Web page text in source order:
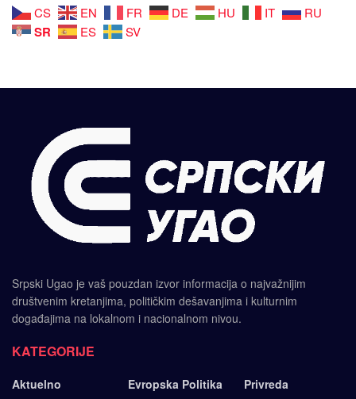
CS EN FR DE HU IT RU
SR ES SV
Srpski Ugao je vaš pouzdan izvor informacija o najvažnijim
društvenim kretanjima, političkim dešavanjima i kulturnim
događajima na lokalnom i nacionalnom nivou.
KATEGORIJE
Aktuelno
Evropska Politika
Privreda